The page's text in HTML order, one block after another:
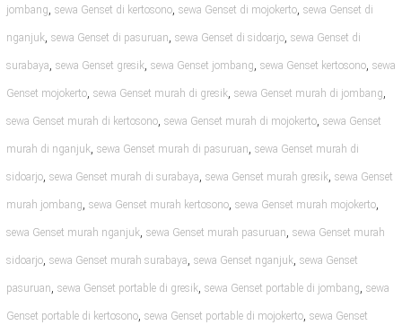
jombang, sewa Genset di kertosono, sewa Genset di mojokerto, sewa Genset di
nganjuk, sewa Genset di pasuruan, sewa Genset di sidoarjo, sewa Genset di
surabaya, sewa Genset gresik, sewa Genset jombang, sewa Genset kertosono, sewa
Genset mojokerto, sewa Genset murah di gresik, sewa Genset murah di jombang,
sewa Genset murah di kertosono, sewa Genset murah di mojokerto, sewa Genset
murah di nganjuk, sewa Genset murah di pasuruan, sewa Genset murah di
sidoarjo, sewa Genset murah di surabaya, sewa Genset murah gresik, sewa Genset
murah jombang, sewa Genset murah kertosono, sewa Genset murah mojokerto,
sewa Genset murah nganjuk, sewa Genset murah pasuruan, sewa Genset murah
sidoarjo, sewa Genset murah surabaya, sewa Genset nganjuk, sewa Genset
pasuruan, sewa Genset portable di gresik, sewa Genset portable di jombang, sewa
Genset portable di kertosono, sewa Genset portable di mojokerto, sewa Genset